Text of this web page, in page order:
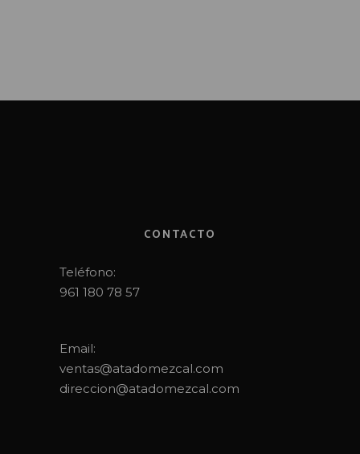
CONTACTO
Teléfono:
961 180 78 57
Email:
ventas@atadomezcal.com
direccion@atadomezcal.com